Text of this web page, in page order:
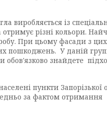
виробляється із
різні кольори.
При цьому фасади з
пошкоджень. У даній
обов'язково знайдете
пункти
за фактом отримання